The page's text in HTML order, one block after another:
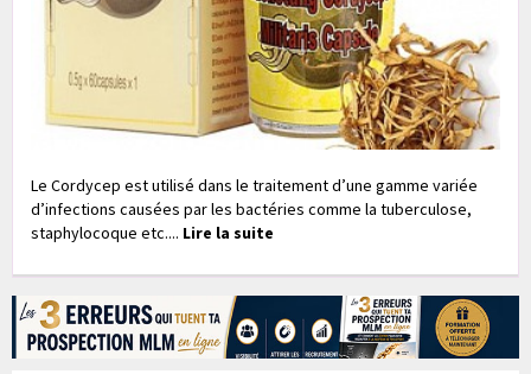
Le Cordycep est utilisé dans le traitement d’une gamme variée
d’infections causées par les bactéries comme la tuberculose,
staphylocoque etc.... Lire la suite